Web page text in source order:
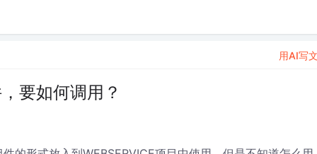
要如何调用？
用AI写